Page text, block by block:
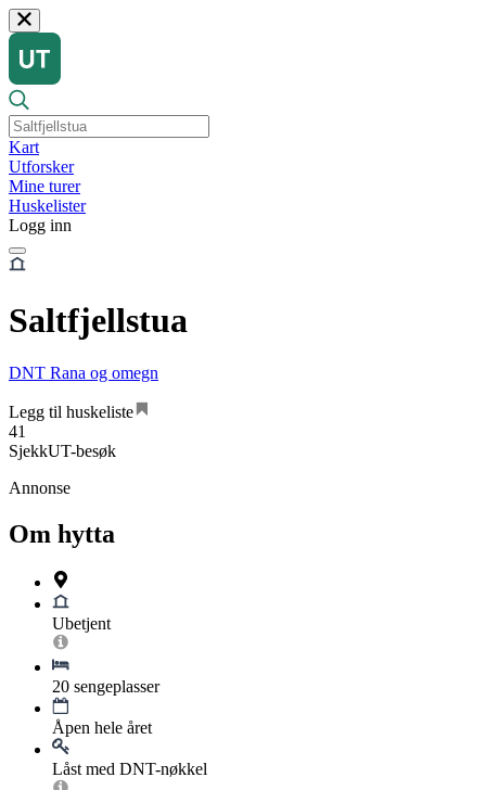
Kart
Utforsker
Mine turer
Huskelister
Logg inn
Saltfjellstua
DNT Rana og omegn
Legg til huskeliste
41
SjekkUT-besøk
Annonse
Om hytta
Ubetjent
20 sengeplasser
Åpen hele året
Låst med DNT-nøkkel